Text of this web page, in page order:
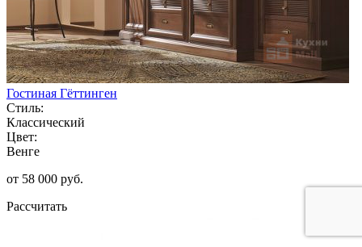
Гостиная Гёттинген
Стиль:
Классический
Цвет:
Венге
от 58 000 руб.
Рассчитать